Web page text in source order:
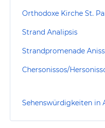
Strand Analipsis
Strandpromenade
Chersonissos/
Sehenswürdigkeiten in